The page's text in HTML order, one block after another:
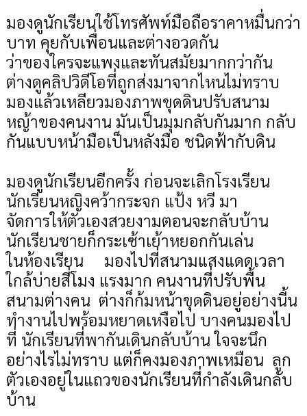
มองดูนักเรียนใช้โทรศัพท์มือถือราคาหมื่นกว่า
บาท คุยกับเพื่อนและต่างอวดกัน
ว่าของใครจะแพงและทันสมัยมากกว่ากัน
ต่างดูคลิปวิดีโอที่ถูกส่งมาจากไหนไม่ทราบ
มองแล้วเหลียวมองภาพขุดดินปรับสนาม
หญ้าของคนงาน มันเป็นมุมกลับกันมาก กลับ
กันแบบหน้ามือเป็นหลังมือ ชนิดฟ้ากับดิน
มองดูนักเรียนอีกครั้ง ก่อนจะเลิกโรงเรียน
นักเรียนหญิงคว้ากระจก แป้ง หวี มา
จัดการให้ตัวเองสวยงามตอนจะกลับบ้าน
นักเรียนชายก็กระเซ้าเย้าหยอกกันเล่น
ในห้องเรียน มองไปที่สนามแสงแดดเวลา
ใกล้บ่ายสี่โมง แรงมาก คนงานที่ปรับพื้น
สนามต่างคน ต่างก็ก้มหน้าขุดดินอยู่อย่างนี้น
ทำงานไปพร้อมหยาดเหงือไป บางคนมองไป
ที่ นักเรียนที่พากันเดินกลับบ้าน ใจจะนึก
อย่างไรไม่ทราบ แต่ก็คงมองภาพเหมือน ลูก
ตัวเองอยู่ในแถวของนักเรียนที่กำลังเดินกลับ
บ้าน